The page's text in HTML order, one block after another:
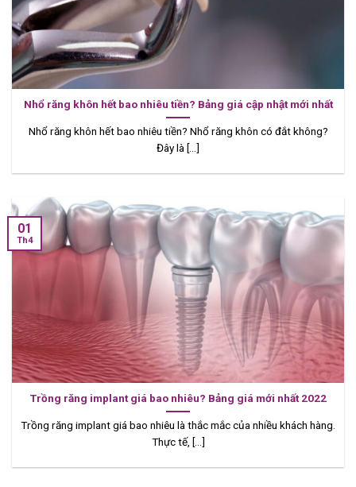
Nhổ răng khôn hết bao nhiêu tiền? Bảng giá cập nhật mới nhất
Nhổ răng khôn hết bao nhiêu tiền? Nhổ răng khôn có đắt không?
Đây là [...]
Trồng răng implant giá bao nhiêu? Bảng giá mới nhất 2022
Trồng răng implant giá bao nhiêu là thắc mắc của nhiều khách hàng.
Thực tế, [...]
01
Th4